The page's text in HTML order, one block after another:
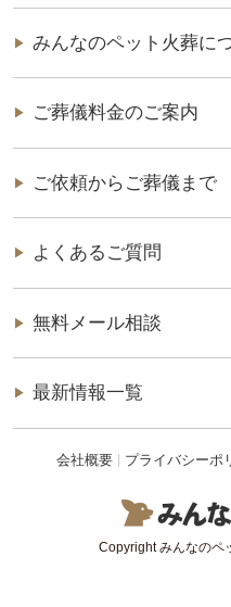
みんなのペット火葬に
ご葬儀料金のご案内
ご依頼からご葬儀まで
よくあるご質問
無料メール相談
最新情報一覧
会社概要 プライバシーポ
Copyright みんなのペ